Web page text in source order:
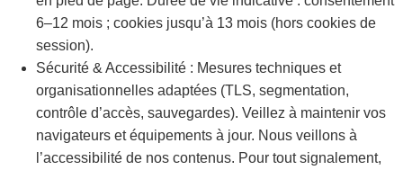
6–12 mois ; cookies jusqu’à 13 mois (hors cookies de
session).
Sécurité & Accessibilité : Mesures techniques et
organisationnelles adaptées (TLS, segmentation,
contrôle d’accès, sauvegardes). Veillez à maintenir vos
navigateurs et équipements à jour. Nous veillons à
l’accessibilité de nos contenus. Pour tout signalement,